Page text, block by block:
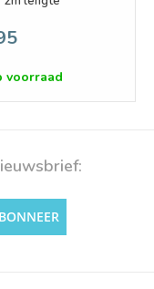
voorraad